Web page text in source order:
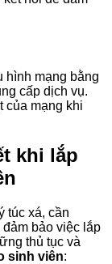
hình mạng bằng
cấp dịch vụ.
của mạng khi
khi lắp
túc xá, cần
bảo việc lắp
thủ tục và
sinh viên: